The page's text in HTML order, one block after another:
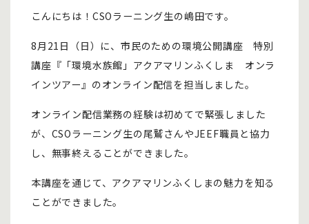
こんにちは！CSOラーニング生の嶋田です。
8月21日（日）に、市民のための環境公開講座 特別
講座『「環境水族館」アクアマリンふくしま オンラ
インツアー』のオンライン配信を担当しました。
オンライン配信業務の経験は初めてで緊張しました
が、CSOラーニング生の尾鷲さんやJEEF職員と協力
し、無事終えることができました。
本講座を通じて、アクアマリンふくしまの魅力を知る
ことができました。